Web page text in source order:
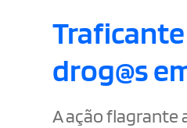
drog@s
A ação flagrante